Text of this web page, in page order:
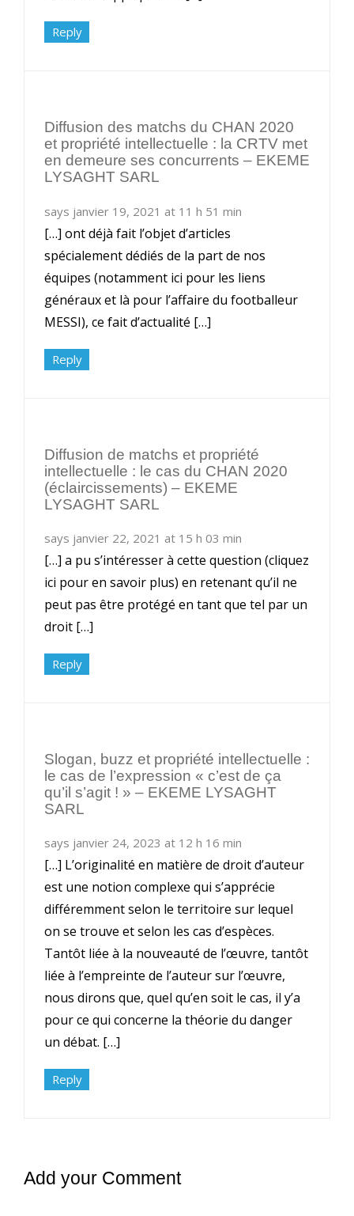
Reply
Diffusion des matchs du CHAN 2020
et propriété intellectuelle : la CRTV met
en demeure ses concurrents – EKEME
LYSAGHT SARL
says janvier 19, 2021 at 11 h 51 min
[…] ont déjà fait l’objet d’articles
spécialement dédiés de la part de nos
équipes (notamment ici pour les liens
généraux et là pour l’affaire du footballeur
MESSI), ce fait d’actualité […]
Reply
Diffusion de matchs et propriété
intellectuelle : le cas du CHAN 2020
(éclaircissements) – EKEME
LYSAGHT SARL
says janvier 22, 2021 at 15 h 03 min
[…] a pu s’intéresser à cette question (cliquez
ici pour en savoir plus) en retenant qu’il ne
peut pas être protégé en tant que tel par un
droit […]
Reply
Slogan, buzz et propriété intellectuelle :
le cas de l’expression « c’est de ça
qu’il s’agit ! » – EKEME LYSAGHT
SARL
says janvier 24, 2023 at 12 h 16 min
[…] L’originalité en matière de droit d’auteur
est une notion complexe qui s’apprécie
différemment selon le territoire sur lequel
on se trouve et selon les cas d’espèces.
Tantôt liée à la nouveauté de l’œuvre, tantôt
liée à l’empreinte de l’auteur sur l’œuvre,
nous dirons que, quel qu’en soit le cas, il y’a
pour ce qui concerne la théorie du danger
un débat. […]
Reply
Add your Comment